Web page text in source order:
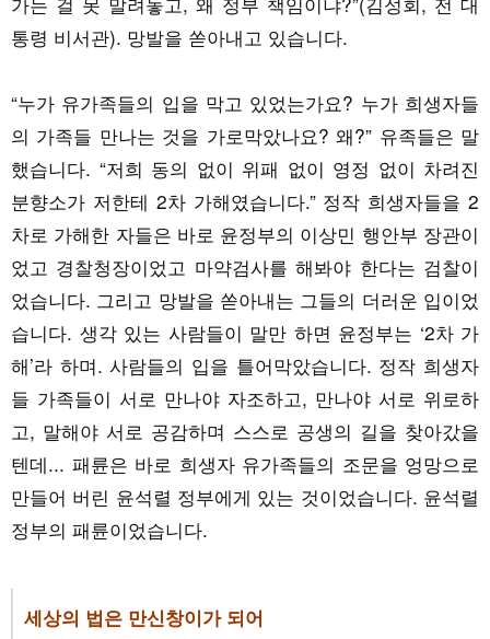
통령 비서관). 망발을 쏟아내고 있습니다.
“누가 유가족들의 입을 막고 있었는가요? 누가 희생자들
의 가족들 만나는 것을 가로막았나요? 왜?” 유족들은 말
했습니다. “저희 동의 없이 위패 없이 영정 없이 차려진
분향소가 저한테 2차 가해였습니다.” 정작 희생자들을 2
차로 가해한 자들은 바로 윤정부의 이상민 행안부 장관이
었고 경찰청장이었고 마약검사를 해봐야 한다는 검찰이
었습니다. 그리고 망발을 쏟아내는 그들의 더러운 입이었
습니다. 생각 있는 사람들이 말만 하면 윤정부는 ‘2차 가
해’라 하며. 사람들의 입을 틀어막았습니다. 정작 희생자
들 가족들이 서로 만나야 자조하고, 만나야 서로 위로하
고, 말해야 서로 공감하며 스스로 공생의 길을 찾아갔을
텐데... 패륜은 바로 희생자 유가족들의 조문을 엉망으로
만들어 버린 윤석렬 정부에게 있는 것이었습니다. 윤석렬
정부의 패륜이었습니다.
세상의 법은 만신창이가 되어